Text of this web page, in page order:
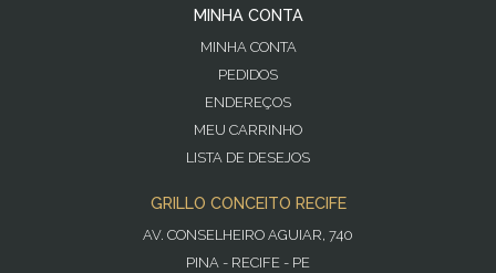
MINHA CONTA
MINHA CONTA
PEDIDOS
ENDEREÇOS
MEU CARRINHO
LISTA DE DESEJOS
GRILLO CONCEITO RECIFE
AV. CONSELHEIRO AGUIAR, 740
PINA - RECIFE - PE